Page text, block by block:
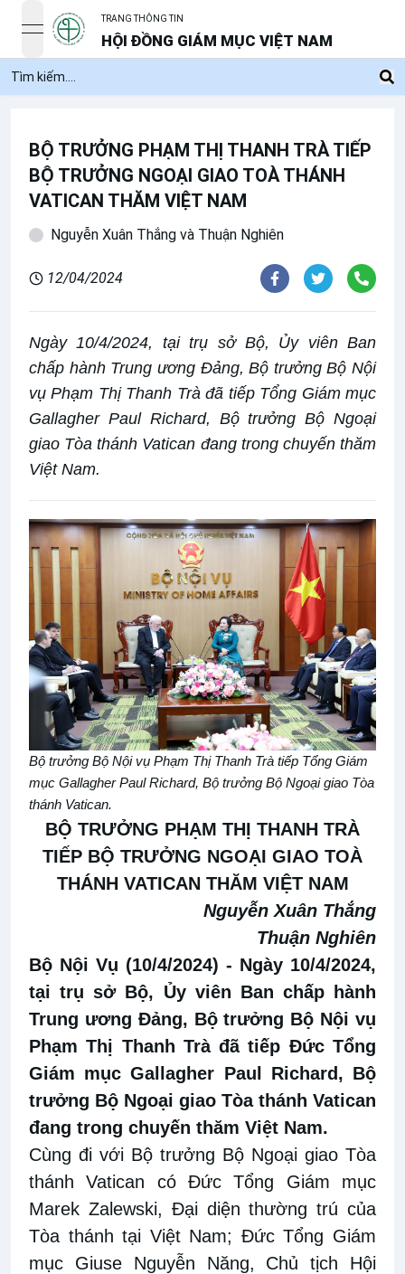
open navigation menu
TRANG THÔNG TIN
HỘI ĐỒNG GIÁM MỤC VIỆT NAM
BỘ TRƯỞNG PHẠM THỊ THANH TRÀ TIẾP
BỘ TRƯỞNG NGOẠI GIAO TOÀ THÁNH
VATICAN THĂM VIỆT NAM
Nguyễn Xuân Thắng và Thuận Nghiên
12/04/2024
Ngày 10/4/2024, tại trụ sở Bộ, Ủy viên Ban
chấp hành Trung ương Đảng, Bộ trưởng Bộ Nội
vụ Phạm Thị Thanh Trà đã tiếp Tổng Giám mục
Gallagher Paul Richard, Bộ trưởng Bộ Ngoại
giao Tòa thánh Vatican đang trong chuyến thăm
Việt Nam.
Bộ trưởng Bộ Nội vụ Phạm Thị Thanh Trà tiếp Tổng Giám
mục Gallagher Paul Richard, Bộ trưởng Bộ Ngoại giao Tòa
thánh Vatican.
BỘ TRƯỞNG PHẠM THỊ THANH TRÀ
TIẾP BỘ TRƯỞNG NGOẠI GIAO TOÀ
THÁNH VATICAN THĂM VIỆT NAM
Nguyễn Xuân Thắng
Thuận Nghiên
Bộ Nội Vụ (10/4/2024) - Ngày 10/4/2024,
tại trụ sở Bộ, Ủy viên Ban chấp hành
Trung ương Đảng, Bộ trưởng Bộ Nội vụ
Phạm Thị Thanh Trà đã tiếp Đức Tổng
Giám mục Gallagher Paul Richard, Bộ
trưởng Bộ Ngoại giao Tòa thánh Vatican
đang trong chuyến thăm Việt Nam.
Cùng đi với Bộ trưởng Bộ Ngoại giao Tòa
thánh Vatican có Đức Tổng Giám mục
Marek Zalewski, Đại diện thường trú của
Tòa thánh tại Việt Nam; Đức Tổng Giám
mục Giuse Nguyễn Năng, Chủ tịch Hội